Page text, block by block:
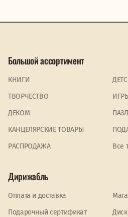
Большой ассортимент
КНИГИ
ТВОРЧЕСТВО
ДЕКОМ
КАНЦЕЛЯРСКИЕ ТОВАРЫ
PАСПРОДАЖА
Все
Дирижабль
Оплата и доставка
Подарочный сертификат